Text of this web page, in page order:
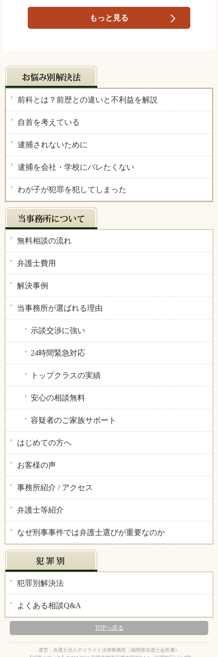
もっと見る
前科とは？前歴との違いと不利益を解説
自首を考えている
逮捕されないために
逮捕を会社・学校にバレたくない
わが子が犯罪を犯してしまった
無料相談の流れ
弁護士費用
解決事例
当事務所が選ばれる理由
示談交渉に強い
24時間緊急対応
トップクラスの実績
安心の相談無料
容疑者のご家族サポート
はじめての方へ
お客様の声
事務所紹介 / アクセス
弁護士等紹介
なぜ刑事事件では弁護士選びが重要なのか
犯罪別解決法
よくある相談Q&A
TOPへ戻る
運営：弁護士法人デイライト法律事務所（福岡県弁護士会所属）